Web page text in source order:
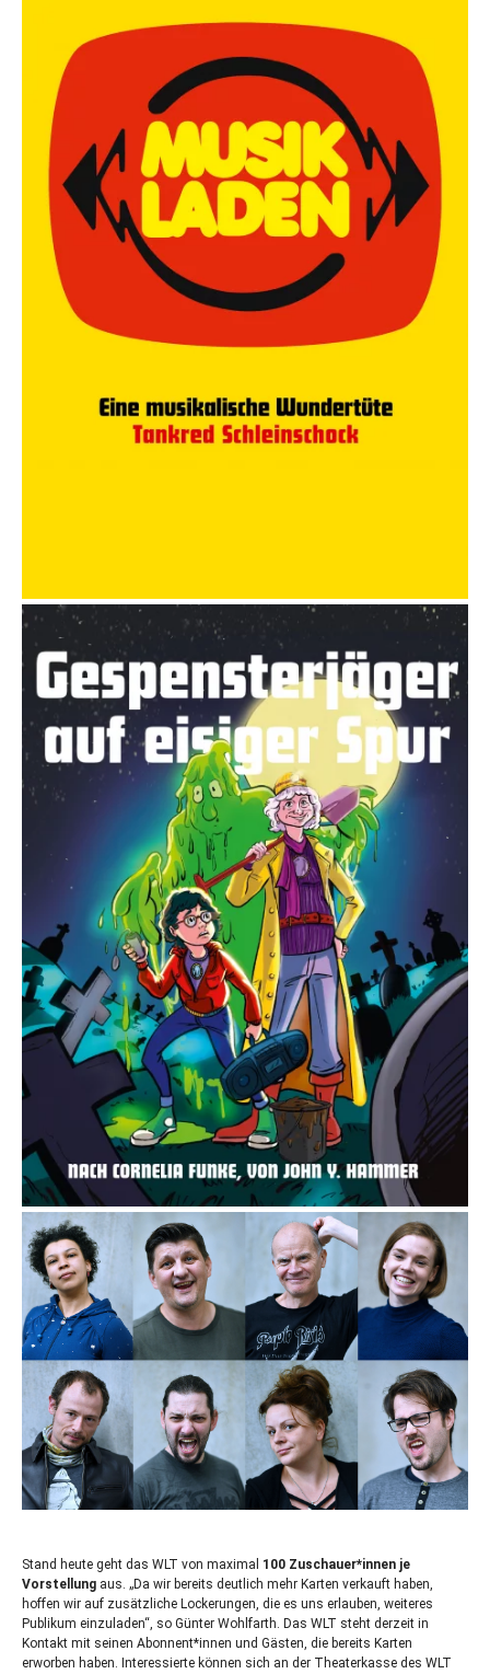
Stand heute geht das WLT von maximal 100 Zuschauer*innen je
Vorstellung aus. „Da wir bereits deutlich mehr Karten verkauft haben,
hoffen wir auf zusätzliche Lockerungen, die es uns erlauben, weiteres
Publikum einzuladen“, so Günter Wohlfarth. Das WLT steht derzeit in
Kontakt mit seinen Abonnent*innen und Gästen, die bereits Karten
erworben haben. Interessierte können sich an der Theaterkasse des WLT